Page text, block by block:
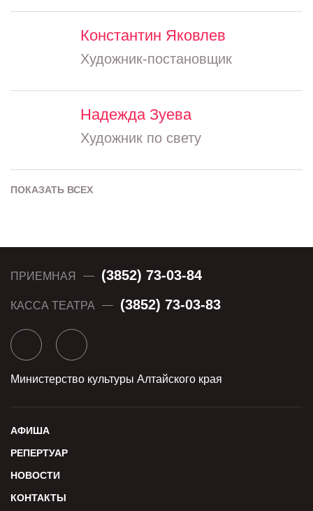
Константин Яковлев
Художник-постановщик
Надежда Зуева
Художник по свету
ПОКАЗАТЬ ВСЕХ
ПРИЕМНАЯ (3852) 73-03-84
КАССА ТЕАТРА (3852) 73-03-83
Министерство культуры Алтайского края
АФИША
РЕПЕРТУАР
НОВОСТИ
КОНТАКТЫ